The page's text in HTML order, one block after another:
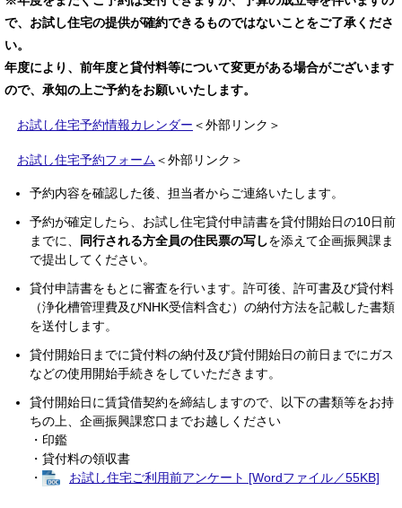
で、お試し住宅の提供が確約できるものではないことをご了承くださ
い。
年度により、前年度と貸付料等について変更がある場合がございます
ので、承知の上ご予約をお願いいたします。
お試し住宅予約情報カレンダー ＜外部リンク＞
お試し住宅予約フォーム ＜外部リンク＞
予約内容を確認した後、担当者からご連絡いたします。
予約が確定したら、お試し住宅貸付申請書を貸付開始日の10日前
までに、
同行される方全員の住民票の写しを添えて企画振興課ま
で提出してください。
貸付申請書をもとに審査を行います。許可後、許可書及び貸付料
（浄化槽管理費及びNHK受信料含む）の納付方法を記載した書類
を送付します。
貸付開始日までに貸付料の納付及び貸付開始日の前日までにガス
などの使用開始手続きをしていただきます。
貸付開始日に賃貸借契約を締結しますので、以下の書類等をお持
ちの上、企画振興課窓口までお越しください
・印鑑
・貸付料の領収書
・
お試し住宅ご利用前アンケート [Wordファイル／55KB]